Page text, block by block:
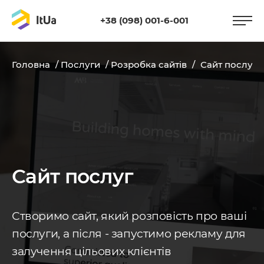
+38 (098) 001-6-001
Головна /Послуги /Розробка сайтів / Сайт послуг
Сайт послуг
Створимо сайт, який розповість про ваші
послуги, а після - запустимо рекламу для
залучення цільових клієнтів